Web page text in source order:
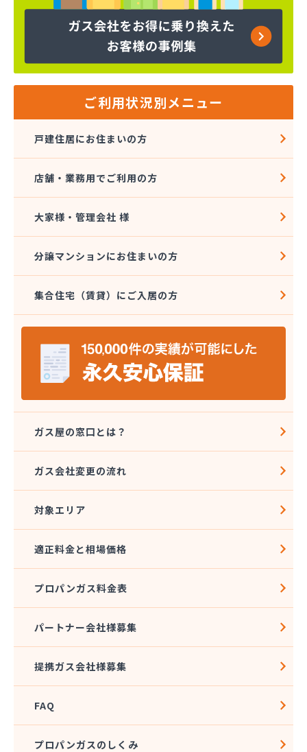
ヤマサ共和ライフ株式会社 一色営業所
ヤマサ共和ライフ株式会社 江南営業所
ヤマサ共和ライフ株式会社 三河営業所
ヤマサ共和ライフ株式会社 豊川営業所
ヤマサ高圧株式会社
ヤマサ總業株式会社 愛知西支店
ヤマトク
リーグ馬場株式会社
愛知高圧株式会社容器検査工場
愛北液化ガス協組江南営業所
旭プロパン
安城ガス株式会社
伊藤プロパン
伊藤忠エネクスホームライフ中部株式会社 碧南営
業所
伊藤忠エネクスホームライフ中部株式会社 名古屋
稲垣商事
稲垣商店
栄燃料合資会社
奥田米穀店
加藤燃料店
加藤豊昭
河村燃料店
角広ガス
割又商店
株式会社アドニス
株式会社あみや商事 本社
株式会社エイチティーピー
株式会社エイチティーピー
株式会社エス・アイ東海
ご利用状況別メニュー
戸建住居にお住まいの方
店舗・業務用でご利用の方
大家様・管理会社 様
分譲マンションにお住まいの方
集合住宅（賃貸）にご入居の方
ガス屋の窓口とは？
ガス会社変更の流れ
対象エリア
適正料金と相場価格
プロパンガス料金表
パートナー会社様募集
提携ガス会社様募集
FAQ
プロパンガスのしくみ